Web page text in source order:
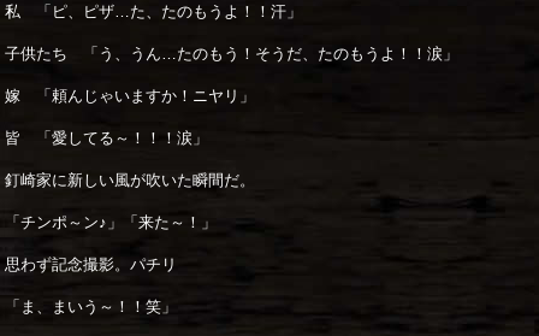
私 「ピ、ピザ…た、たのもうよ！！汗」
子供たち 「う、うん…たのもう！そうだ、たのもうよ！！涙」
嫁 「頼んじゃいますか！ニヤリ」
皆 「愛してる～！！！涙」
釘崎家に新しい風が吹いた瞬間だ。
「チンポ～ン♪」「来た～！」
思わず記念撮影。パチリ
「ま、まいう～！！笑」